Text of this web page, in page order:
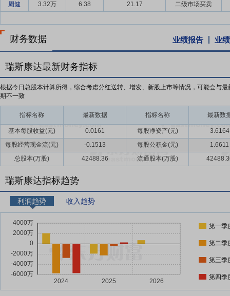
周健
3.32万 6.38 21.17 二级市场买卖
财务数据 业绩报告 业
瑞斯康达最新财务指标
根据今日总股本计算所得，综合考虑分红送转、增发、新股上市等情况，可能会与最
期不一致
指标名称 最新数据 指标名称 最新数
基本每股收益(元) 0.0161 每股净资产(元)
3.6164
每股经营现金流(元)
-0.1513 每股公积金(元)
1.6611
总股本(万股)
42488.36 流通股本(万股)
瑞斯康达指标趋势
利润趋势 收入趋势
第一季
第二季
第三季
第四季